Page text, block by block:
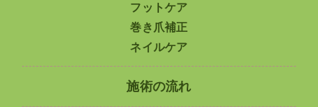
フットケア
巻き爪補正
ネイルケア
施術の流れ